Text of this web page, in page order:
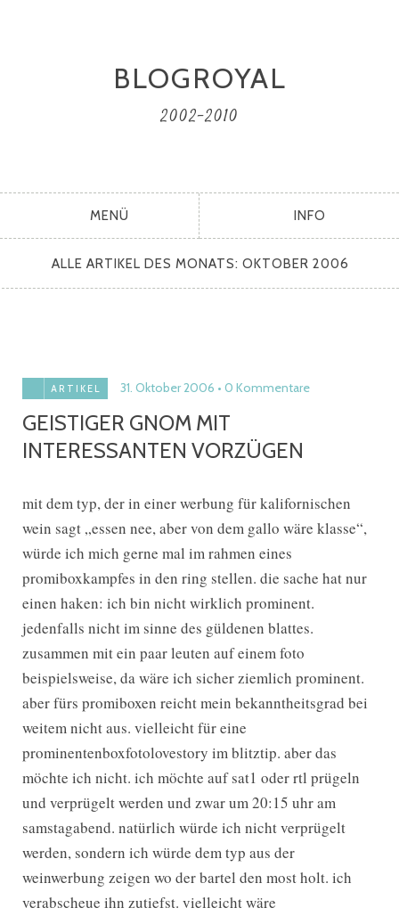
BLOGROYAL
2002-2010
MENÜ INFO
ALLE ARTIKEL DES MONATS: OKTOBER 2006
ARTIKEL 31. Oktober 2006 0 Kommentare
GEISTIGER GNOM MIT
INTERESSANTEN VORZÜGEN
mit dem typ, der in einer werbung für kalifornischen
wein sagt „essen nee, aber von dem gallo wäre klasse“,
würde ich mich gerne mal im rahmen eines
promiboxkampfes in den ring stellen. die sache hat nur
einen haken: ich bin nicht wirklich prominent.
jedenfalls nicht im sinne des güldenen blattes.
zusammen mit ein paar leuten auf einem foto
beispielsweise, da wäre ich sicher ziemlich prominent.
aber fürs promiboxen reicht mein bekanntheitsgrad bei
weitem nicht aus. vielleicht für eine
prominentenboxfotolovestory im blitztip. aber das
möchte ich nicht. ich möchte auf sat1 oder rtl prügeln
und verprügelt werden und zwar um 20:15 uhr am
samstagabend. natürlich würde ich nicht verprügelt
werden, sondern ich würde dem typ aus der
weinwerbung zeigen wo der bartel den most holt. ich
verabscheue ihn zutiefst. vielleicht wäre